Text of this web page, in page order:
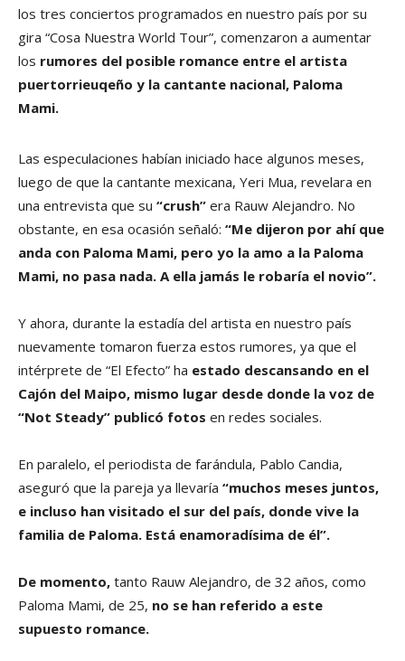
los tres conciertos programados en nuestro país por su
gira “Cosa Nuestra World Tour”, comenzaron a aumentar
los rumores del posible romance entre el artista
puertorrieuqeño y la cantante nacional, Paloma
Mami.
Las especulaciones habían iniciado hace algunos meses,
luego de que la cantante mexicana, Yeri Mua, revelara en
una entrevista que su “crush” era Rauw Alejandro. No
obstante, en esa ocasión señaló: “Me dijeron por ahí que
anda con Paloma Mami, pero yo la amo a la Paloma
Mami, no pasa nada. A ella jamás le robaría el novio”.
Y ahora, durante la estadía del artista en nuestro país
nuevamente tomaron fuerza estos rumores, ya que el
intérprete de “El Efecto” ha estado descansando en el
Cajón del Maipo, mismo lugar desde donde la voz de
“Not Steady” publicó fotos en redes sociales.
En paralelo, el periodista de farándula, Pablo Candia,
aseguró que la pareja ya llevaría “muchos meses juntos,
e incluso han visitado el sur del país, donde vive la
familia de Paloma. Está enamoradísima de él”.
De momento, tanto Rauw Alejandro, de 32 años, como
Paloma Mami, de 25, no se han referido a este
supuesto romance.